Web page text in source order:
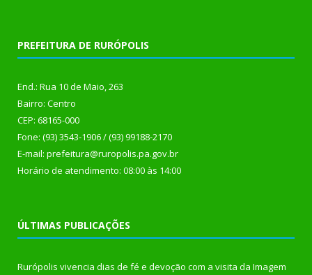
PREFEITURA DE RURÓPOLIS
End.: Rua 10 de Maio, 263
Bairro: Centro
CEP: 68165-000
Fone: (93) 3543-1906 / (93) 99188-2170
E-mail: prefeitura@ruropolis.pa.gov.br
Horário de atendimento: 08:00 às 14:00
ÚLTIMAS PUBLICAÇÕES
Rurópolis vivencia dias de fé e devoção com a visita da Imagem